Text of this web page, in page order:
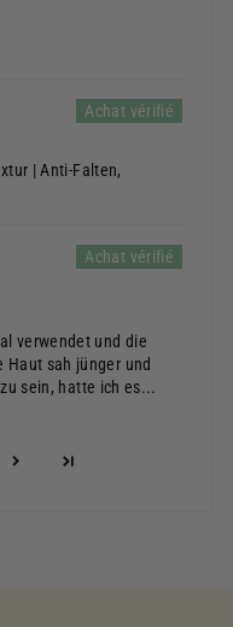
| Anti-Falten,
verwendet und die
Haut sah jünger und
sein, hatte ich es...